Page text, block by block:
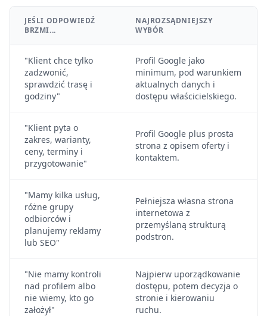
JEŚLI ODPOWIEDŹ
BRZMI...
NAJROZSĄDNIEJSZY
WYBÓR
"Klient chce tylko
zadzwonić,
sprawdzić trasę i
godziny"
Profil Google jako
minimum, pod warunkiem
aktualnych danych i
dostępu właścicielskiego.
"Klient pyta o
zakres, warianty,
ceny, terminy i
przygotowanie"
Profil Google plus prosta
strona z opisem oferty i
kontaktem.
"Mamy kilka usług,
różne grupy
odbiorców i
planujemy reklamy
lub SEO"
Pełniejsza własna strona
internetowa z
przemyślaną strukturą
podstron.
"Nie mamy kontroli
nad profilem albo
nie wiemy, kto go
założył"
Najpierw uporządkowanie
dostępu, potem decyzja o
stronie i kierowaniu
ruchu.